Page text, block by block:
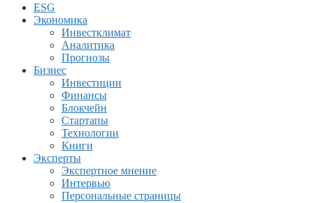
ESG
Экономика
Инвестклимат
Аналитика
Прогнозы
Бизнес
Инвестиции
Финансы
Блокчейн
Стартапы
Технологии
Книги
Эксперты
Экспертное мнение
Интервью
Персональные страницы